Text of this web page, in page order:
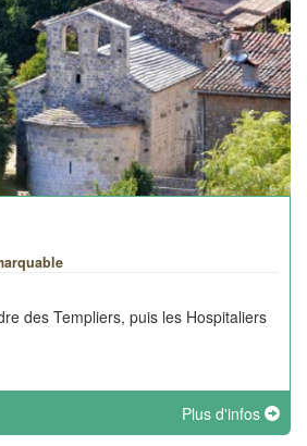
des Templiers, puis les Hospitaliers
Plus d'infos